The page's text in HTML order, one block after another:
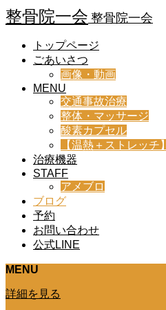
整骨院一会 整骨院一会
トップページ
ごあいさつ
画像・動画
MENU
交通事故治療
整体・マッサージ
酸素カプセル
【温熱＋ストレッチ】
治療機器
STAFF
アメブロ
ブログ
予約
お問い合わせ
公式LINE
MENU
詳細を見る